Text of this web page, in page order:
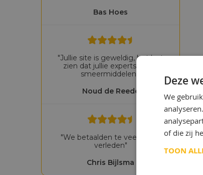
Bas Hoes
Noud de Reede
"Jullie site is geweldig, het laat
zien dat jullie experts zijn in
smeermiddelen!"
Chris Bijlsma
"We betaalden te veel in het
verleden"
Deze
We
of die zij
TOON